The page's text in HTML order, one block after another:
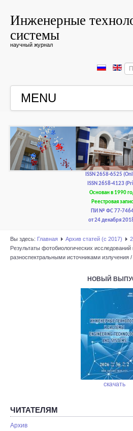
Инженерные
системы
научный журнал
MENU
РЕДКОЛЛЕГИЯ
РЕДАКЦИОННАЯISSN 2658-6525
ISSN 2658-4123
Основан в 1990
Реестровая
ПИ № ФС 77-
от 24 декабря
Вы здесь: Главная Архив статей (с 2017)
Результаты фотобиологических
разноспектральными источниками излучения
НОВЫЙ
скачать
ЧИТАТЕЛЯМ
Архив